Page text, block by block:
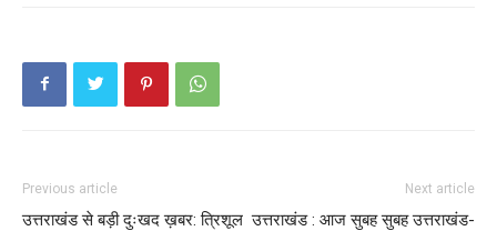
Previous article
उत्तराखंड से बड़ी दुःखद ख़बर: त्रिशूल
Next article
उत्तराखंड : आज सुबह सुबह उत्तराखंड-